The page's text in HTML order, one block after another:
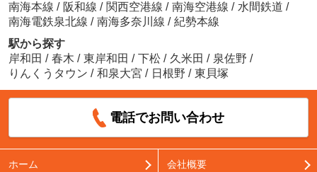
南海本線 / 阪和線 / 関西空港線 / 南海空港線 / 水間鉄道 /
南海電鉄泉北線 / 南海多奈川線 / 紀勢本線
駅から探す
岸和田 / 春木 / 東岸和田 / 下松 / 久米田 / 泉佐野 /
りんくうタウン / 和泉大宮 / 日根野 / 東貝塚
電話でお問い合わせ
ホーム 会社概要